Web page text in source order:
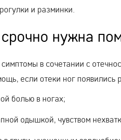
и разминки.
нужна
в сочетании с
если отеки ног появились
болью в ногах;
одышкой, чувством